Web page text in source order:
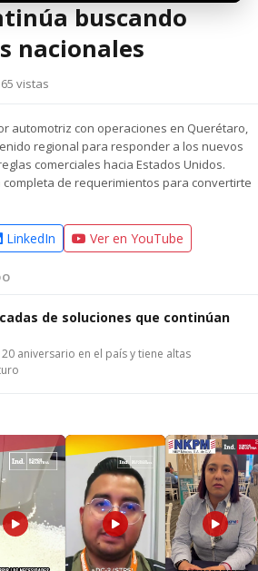
buscando
nacionales
65 vistas
automotriz con operaciones en Querétaro,
regional para responder a los nuevos
comerciales hacia Estados Unidos.
completa de requerimientos para convertirte
LinkedIn Ver en YouTube
de soluciones que continúan
aniversario en el país y tiene altas